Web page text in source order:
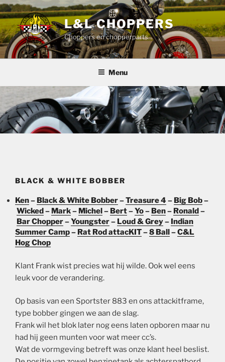
Ga
naar
de
inhoud
L&L CHOPPERS
Choppers en chopperparts
Menu
BLACK & WHITE BOBBER
Ken– Black & White Bobber–Treasure 4 – Big Bob–
Wicked – Mark– Michel – Bert–Yo– Ben– Ronald –
Bar Chopper–Youngster– Loud & Grey– Indian
Summer Camp– Rat Rod attacKIT–8 Ball –C&L
Hog Chop
Klant Frank wist precies wat hij wilde. Ook wel eens
leuk voor de verandering.
Op basis van een Sportster 883 en ons attackitframe,
type bobber gingen we aan de slag.
Frank wil het blok later nog eens laten opboren maar nu
had hij geen munten voor wat meer cc’s.
Wat de vormgeving betreft was onze klant heel beslist.